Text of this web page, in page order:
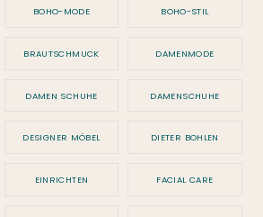
BOHO-MODE BOHO-STIL
BRAUTSCHMUCK DAMENMODE
DAMEN SCHUHE DAMENSCHUHE
DESIGNER MÖBEL DIETER BOHLEN
EINRICHTEN FACIAL CARE